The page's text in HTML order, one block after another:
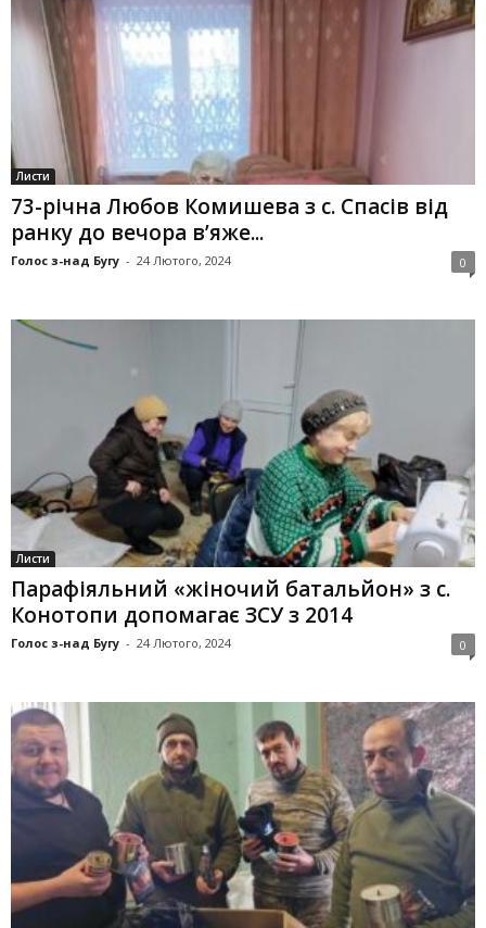
Листи
73-річна Любов Комишева з с. Спасів від
ранку до вечора в’яже...
Голос з-над Бугу - 24 Лютого, 2024 0
Листи
Парафіяль­ний «жіночий батальйон» з с.
Конотопи допомагає ЗСУ з 2014
Голос з-над Бугу - 24 Лютого, 2024 0